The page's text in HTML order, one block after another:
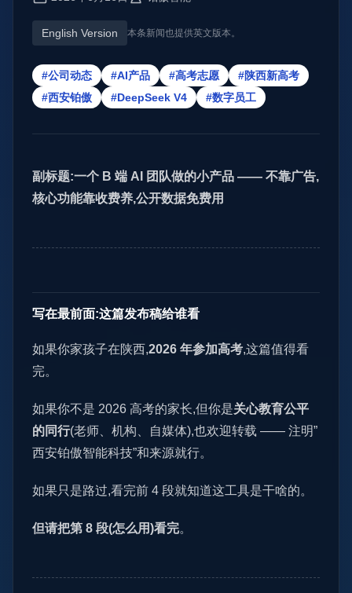
English Version 本条新闻也提供英文版本。
#公司动态 #AI产品 #高考志愿
#陕西新高考
#西安铂傲
#DeepSeek V4 #数字员工
副标题:一个 B 端 AI 团队做的小产品 —— 不靠广告,
核心功能靠收费养,公开数据免费用
写在最前面:这篇发布稿给谁看
如果你家孩子在陕西,2026 年参加高考,这篇值得看
完。
如果你不是 2026 高考的家长,但你是关心教育公平
的同行(老师、机构、自媒体),也欢迎转载 —— 注明”
西安铂傲智能科技”和来源就行。
如果只是路过,看完前 4 段就知道这工具是干啥的。
但请把第 8 段(怎么用)看完。